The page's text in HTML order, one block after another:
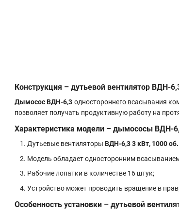
Конструкция – дутьевой вентилятор ВДН-
Дымосос ВДН-6,3 одностороннего всасывания
позволяет получать продуктивную работу на
Характеристика модели – дымососы ВДН-
Дутьевые вентиляторы ВДН-6,3 3 кВт, 1000 об.
Модель обладает односторонним
Рабочие лопатки в количестве 16 штук;
Устройство может проводить вращение в
Особенность установки – дутьевой